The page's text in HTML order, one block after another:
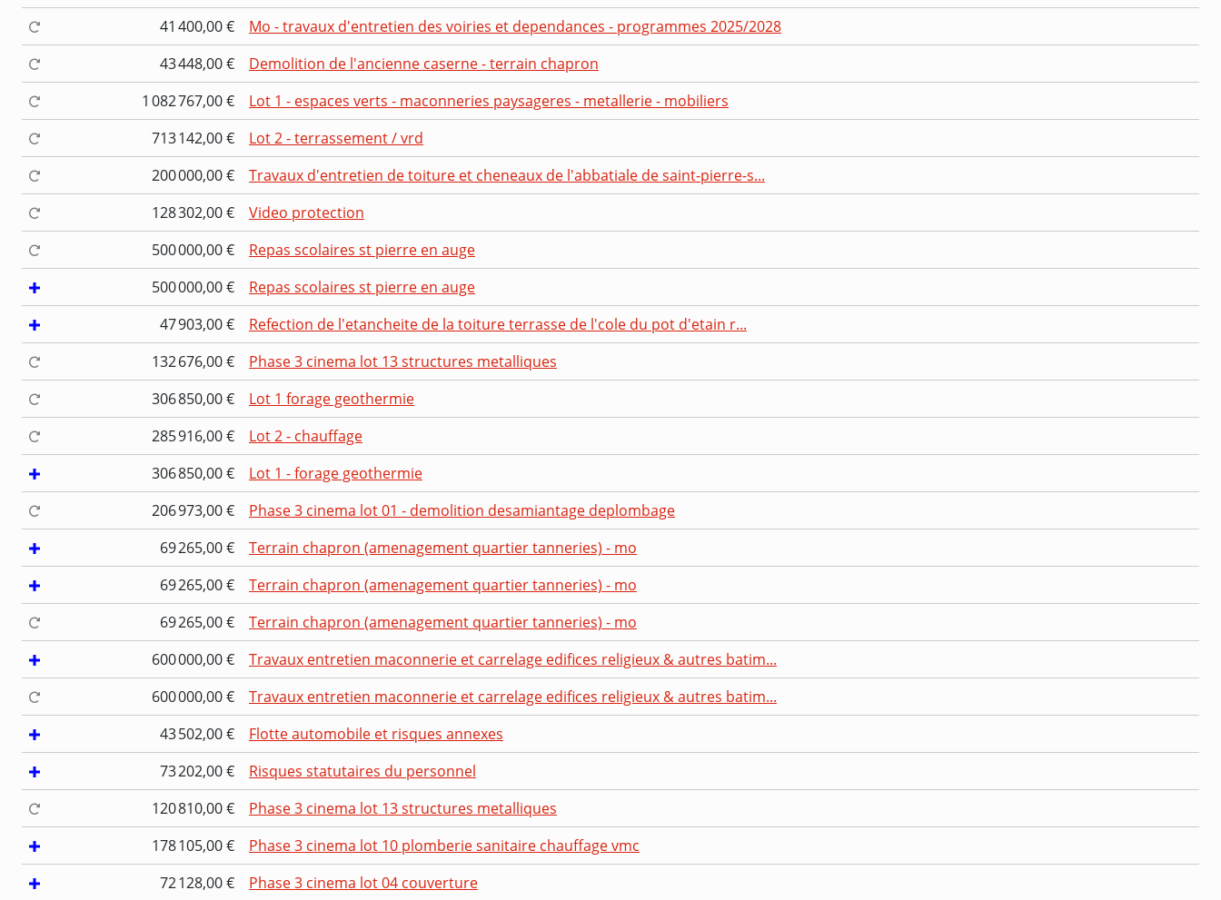
41 400,00 €
Mo - travaux d'entretien des voiries et dependances - programmes 2025/2028
43 448,00 €
Demolition de l'ancienne caserne - terrain chapron
1 082 767,00 €
Lot 1 - espaces verts - maconneries paysageres - metallerie - mobiliers
713 142,00 €
Lot 2 - terrassement / vrd
200 000,00 €
Travaux d'entretien de toiture et cheneaux de l'abbatiale de saint-pierre-s...
128 302,00 €
Video protection
500 000,00 €
Repas scolaires st pierre en auge
500 000,00 €
Repas scolaires st pierre en auge
47 903,00 €
Refection de l'etancheite de la toiture terrasse de l'cole du pot d'etain r...
132 676,00 €
Phase 3 cinema lot 13 structures metalliques
306 850,00 €
Lot 1 forage geothermie
285 916,00 €
Lot 2 - chauffage
306 850,00 €
Lot 1 - forage geothermie
206 973,00 €
Phase 3 cinema lot 01 - demolition desamiantage deplombage
69 265,00 €
Terrain chapron (amenagement quartier tanneries) - mo
69 265,00 €
Terrain chapron (amenagement quartier tanneries) - mo
69 265,00 €
Terrain chapron (amenagement quartier tanneries) - mo
600 000,00 €
Travaux entretien maconnerie et carrelage edifices religieux & autres batim...
600 000,00 €
Travaux entretien maconnerie et carrelage edifices religieux & autres batim...
43 502,00 €
Flotte automobile et risques annexes
73 202,00 €
Risques statutaires du personnel
120 810,00 €
Phase 3 cinema lot 13 structures metalliques
178 105,00 €
Phase 3 cinema lot 10 plomberie sanitaire chauffage vmc
72 128,00 €
Phase 3 cinema lot 04 couverture